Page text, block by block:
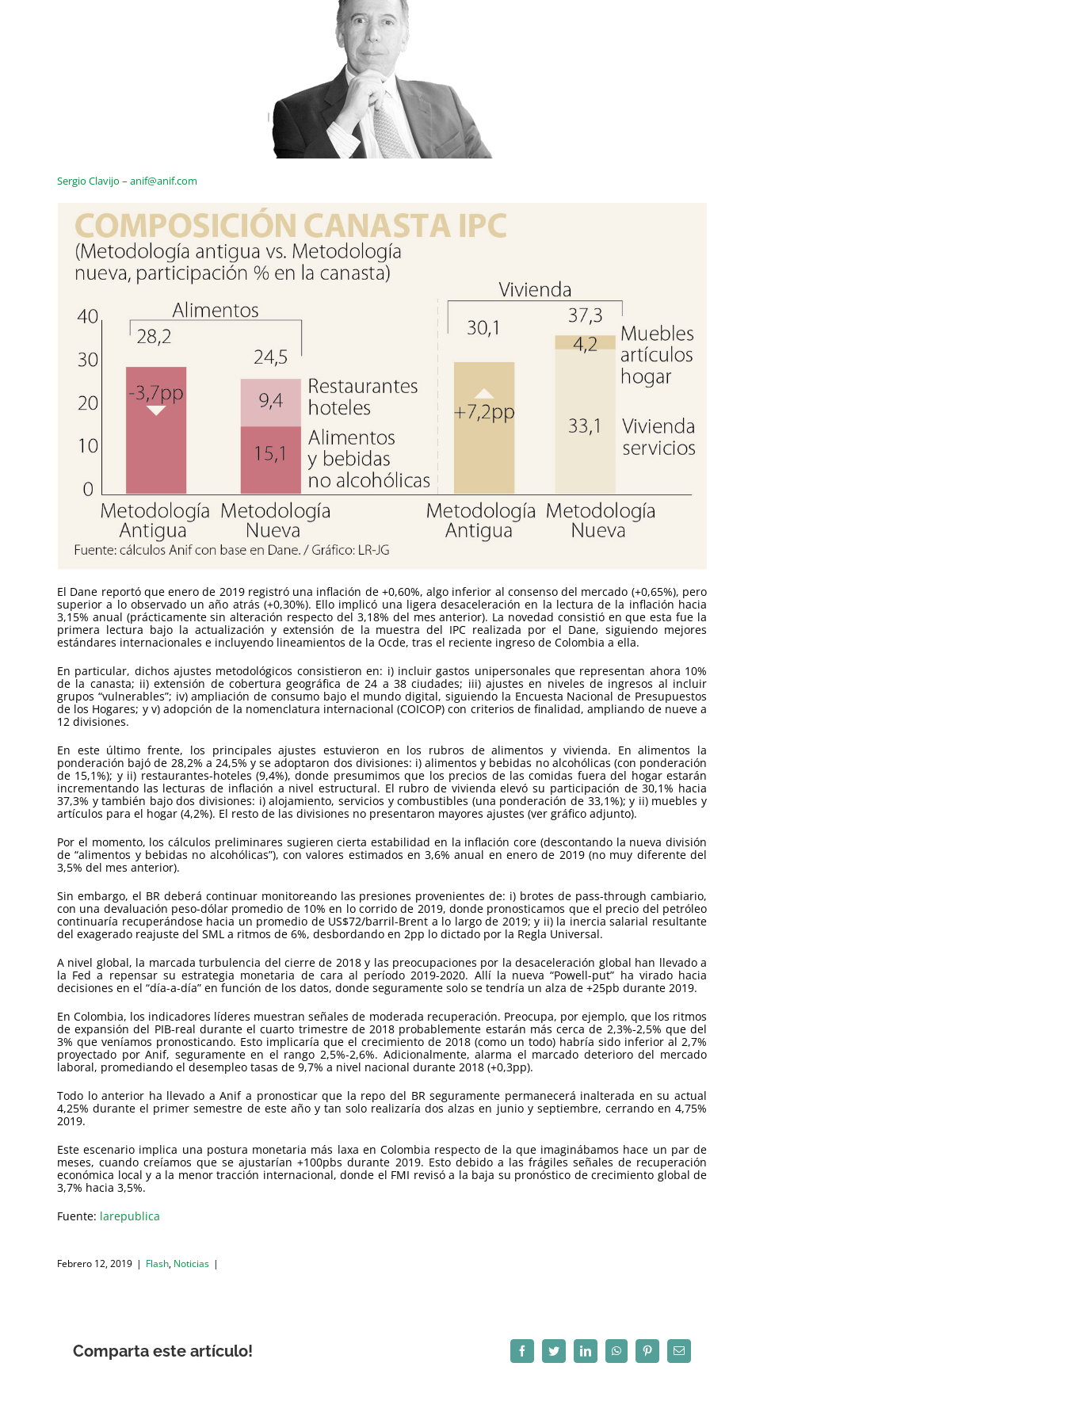
Sergio Clavijo – anif@anif.com
El Dane reportó que enero de 2019 registró una inflación de +0,60%, algo inferior al consenso del mercado (+0,65%), pero
superior a lo observado un año atrás (+0,30%). Ello implicó una ligera desaceleración en la lectura de la inflación hacia
3,15% anual (prácticamente sin alteración respecto del 3,18% del mes anterior). La novedad consistió en que esta fue la
primera lectura bajo la actualización y extensión de la muestra del IPC realizada por el Dane, siguiendo mejores
estándares internacionales e incluyendo lineamientos de la Ocde, tras el reciente ingreso de Colombia a ella.
En particular, dichos ajustes metodológicos consistieron en: i) incluir gastos unipersonales que representan ahora 10%
de la canasta; ii) extensión de cobertura geográfica de 24 a 38 ciudades; iii) ajustes en niveles de ingresos al incluir
grupos “vulnerables”; iv) ampliación de consumo bajo el mundo digital, siguiendo la Encuesta Nacional de Presupuestos
de los Hogares; y v) adopción de la nomenclatura internacional (COICOP) con criterios de finalidad, ampliando de nueve a
12 divisiones.
En este último frente, los principales ajustes estuvieron en los rubros de alimentos y vivienda. En alimentos la
ponderación bajó de 28,2% a 24,5% y se adoptaron dos divisiones: i) alimentos y bebidas no alcohólicas (con ponderación
de 15,1%); y ii) restaurantes-hoteles (9,4%), donde presumimos que los precios de las comidas fuera del hogar estarán
incrementando las lecturas de inflación a nivel estructural. El rubro de vivienda elevó su participación de 30,1% hacia
37,3% y también bajo dos divisiones: i) alojamiento, servicios y combustibles (una ponderación de 33,1%); y ii) muebles y
artículos para el hogar (4,2%). El resto de las divisiones no presentaron mayores ajustes (ver gráfico adjunto).
Por el momento, los cálculos preliminares sugieren cierta estabilidad en la inflación core (descontando la nueva división
de “alimentos y bebidas no alcohólicas”), con valores estimados en 3,6% anual en enero de 2019 (no muy diferente del
3,5% del mes anterior).
Sin embargo, el BR deberá continuar monitoreando las presiones provenientes de: i) brotes de pass-through cambiario,
con una devaluación peso-dólar promedio de 10% en lo corrido de 2019, donde pronosticamos que el precio del petróleo
continuaría recuperándose hacia un promedio de US$72/barril-Brent a lo largo de 2019; y ii) la inercia salarial resultante
del exagerado reajuste del SML a ritmos de 6%, desbordando en 2pp lo dictado por la Regla Universal.
A nivel global, la marcada turbulencia del cierre de 2018 y las preocupaciones por la desaceleración global han llevado a
la Fed a repensar su estrategia monetaria de cara al período 2019-2020. Allí la nueva “Powell-put” ha virado hacia
decisiones en el “día-a-día” en función de los datos, donde seguramente solo se tendría un alza de +25pb durante 2019.
En Colombia, los indicadores líderes muestran señales de moderada recuperación. Preocupa, por ejemplo, que los ritmos
de expansión del PIB-real durante el cuarto trimestre de 2018 probablemente estarán más cerca de 2,3%-2,5% que del
3% que veníamos pronosticando. Esto implicaría que el crecimiento de 2018 (como un todo) habría sido inferior al 2,7%
proyectado por Anif, seguramente en el rango 2,5%-2,6%. Adicionalmente, alarma el marcado deterioro del mercado
laboral, promediando el desempleo tasas de 9,7% a nivel nacional durante 2018 (+0,3pp).
Todo lo anterior ha llevado a Anif a pronosticar que la repo del BR seguramente permanecerá inalterada en su actual
4,25% durante el primer semestre de este año y tan solo realizaría dos alzas en junio y septiembre, cerrando en 4,75%
2019.
Este escenario implica una postura monetaria más laxa en Colombia respecto de la que imaginábamos hace un par de
meses, cuando creíamos que se ajustarían +100pbs durante 2019. Esto debido a las frágiles señales de recuperación
económica local y a la menor tracción internacional, donde el FMI revisó a la baja su pronóstico de crecimiento global de
3,7% hacia 3,5%.
Fuente: larepublica
Febrero 12, 2019 | Flash, Noticias |
Comparta este artículo! FacebookTwitterLinkedInWhatsAppPinterestCorreo
electrónico